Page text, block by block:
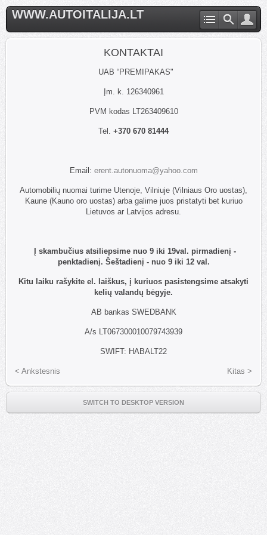
WWW.AUTOITALIJA.LT
KONTAKTAI
UAB “PREMIPAKAS"
Įm. k. 126340961
PVM kodas LT263409610
Tel. +370 670 81444
Email: erent.autonuoma@yahoo.com
Automobilių nuomai turime Utenoje, Vilniuje (Vilniaus Oro uostas),
Kaune (Kauno oro uostas) arba galime juos pristatyti bet kuriuo
Lietuvos ar Latvijos adresu.
Į skambučius atsiliepsime nuo 9 iki 19val. pirmadienį -
penktadienį. Šeštadienį - nuo 9 iki 12 val.
Kitu laiku rašykite el. laiškus, į kuriuos pasistengsime atsakyti
kelių valandų bėgyje.
AB bankas SWEDBANK
A/s LT067300010079743939
SWIFT: HABALT22
< Ankstesnis Kitas >
SWITCH TO DESKTOP VERSION